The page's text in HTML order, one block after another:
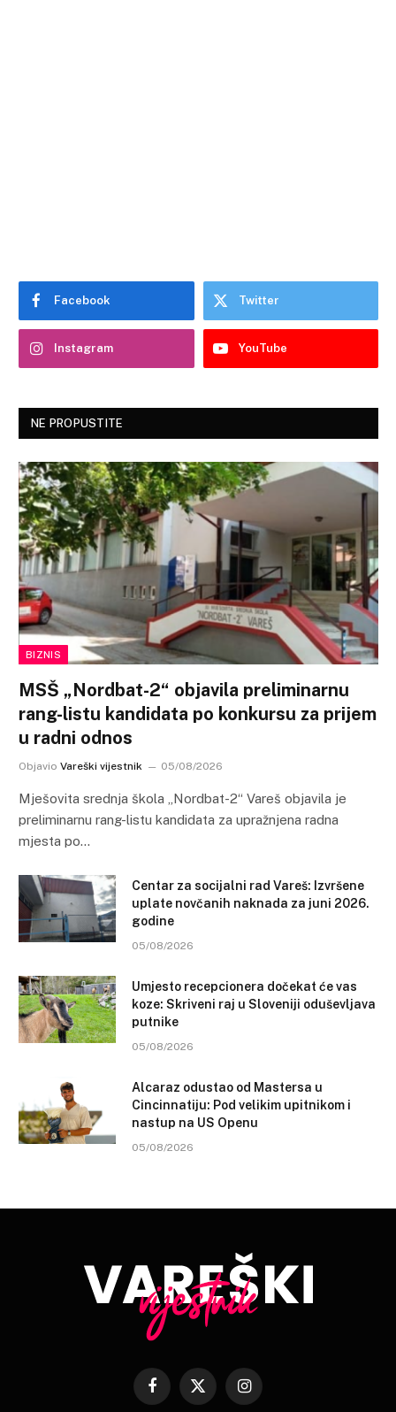
Facebook Twitter
Instagram YouTube
NE PROPUSTITE
BIZNIS
MSŠ „Nordbat-2“ objavila preliminarnu
rang-listu kandidata po konkursu za prijem
u radni odnos
Objavio Vareški vijestnik 05/08/2026
Mješovita srednja škola „Nordbat-2“ Vareš objavila je
preliminarnu rang-listu kandidata za upražnjena radna
mjesta po…
Centar za socijalni rad Vareš: Izvršene
uplate novčanih naknada za juni 2026.
godine
05/08/2026
Umjesto recepcionera dočekat će vas
koze: Skriveni raj u Sloveniji oduševljava
putnike
05/08/2026
Alcaraz odustao od Mastersa u
Cincinnatiju: Pod velikim upitnikom i
nastup na US Openu
05/08/2026
Facebook
X
Instagram